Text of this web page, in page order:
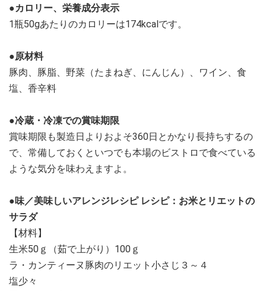
●カロリー、栄養成分表示
1瓶50gあたりのカロリーは174kcalです。
●原材料
豚肉、豚脂、野菜（たまねぎ、にんじん）、ワイン、食
塩、香辛料
●冷蔵・冷凍での賞味期限
賞味期限も製造日よりおよそ360日とかなり長持ちするの
で、常備しておくといつでも本場のビストロで食べている
ような気分を味わえますよ。
●味／美味しいアレンジレシピ レシピ：お米とリエットの
サラダ
【材料】
生米50ｇ（茹で上がり）100ｇ
ラ・カンティーヌ豚肉のリエット小さじ３～４
塩少々